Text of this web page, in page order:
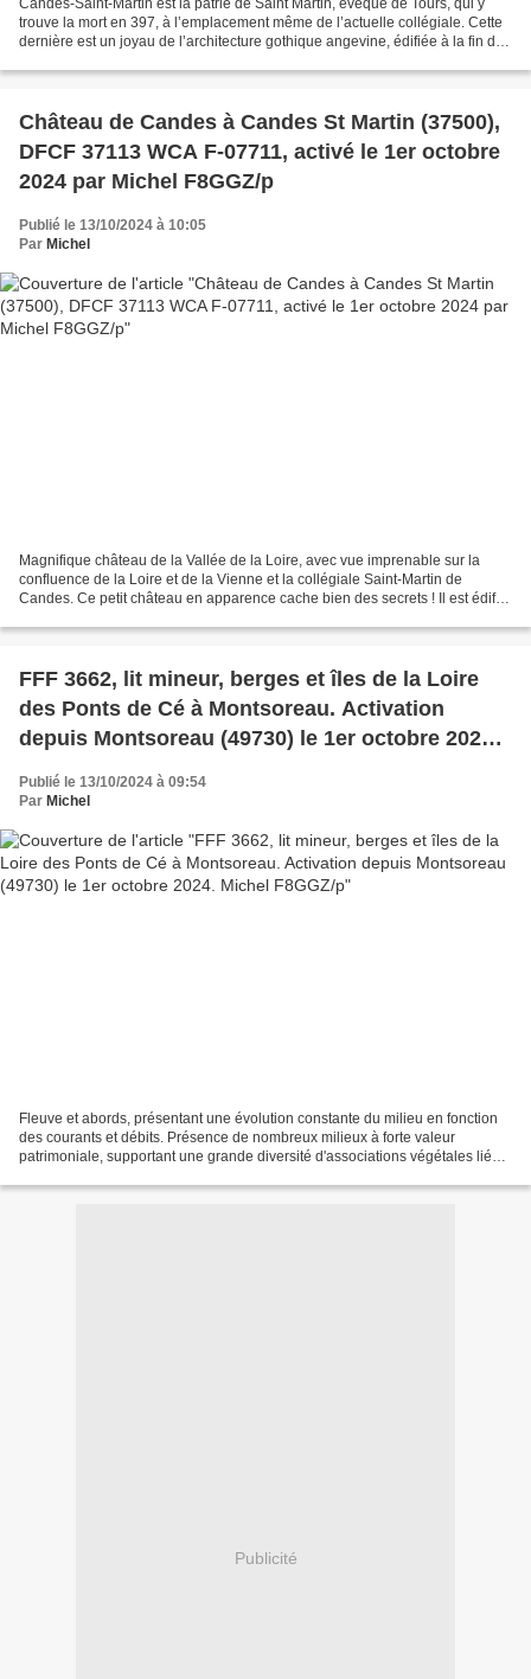
trouve la mort en 397, à l’emplacement même de l’actuelle collégiale. Cette
dernière est un joyau de l’architecture gothique angevine, édifiée à la fin du
Château de Candes à Candes St Martin (37500),
DFCF 37113 WCA F-07711, activé le 1er octobre
2024 par Michel F8GGZ/p
Publié le 13/10/2024 à 10:05
Par Michel
Magnifique château de la Vallée de la Loire, avec vue imprenable sur la
confluence de la Loire et de la Vienne et la collégiale Saint-Martin de
Candes. Ce petit château en apparence cache bien des secrets ! Il est édifié
FFF 3662, lit mineur, berges et îles de la Loire
des Ponts de Cé à Montsoreau. Activation
depuis Montsoreau (49730) le 1er octobre 2024.
Michel F8GGZ/p
Publié le 13/10/2024 à 09:54
Par Michel
Fleuve et abords, présentant une évolution constante du milieu en fonction
des courants et débits. Présence de nombreux milieux à forte valeur
patrimoniale, supportant une grande diversité d'associations végétales liée à
Publicité